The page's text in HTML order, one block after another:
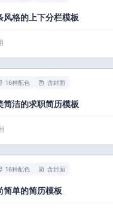
风格的上下分栏模板
16种配色 含封面
简洁的求职简历模板
16种配色 含封面
简单的简历模板